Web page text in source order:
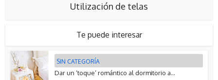
Utilización de telas
Te puede interesar
SIN CATEGORÍA
Dar un ‘toque’ romántico al dormitorio a...